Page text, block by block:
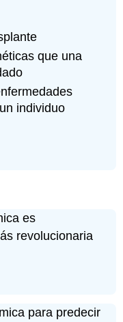
que una
individuo
es
revolucionaria
para predecir